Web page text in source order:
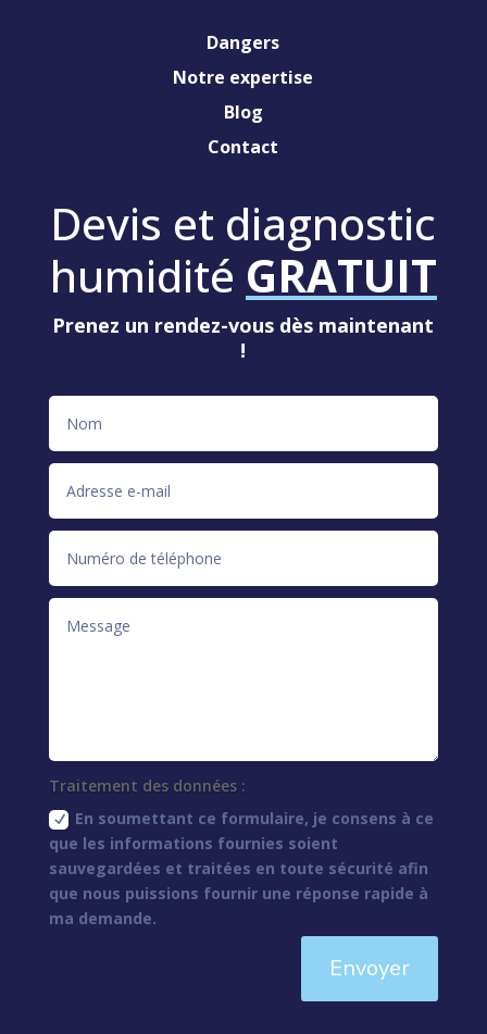
Dangers
Notre expertise
Blog
Contact
Devis et diagnostic
humidité GRATUIT
Prenez un rendez-vous dès maintenant
!
Traitement des données :
En soumettant ce formulaire, je consens à ce
que les informations fournies soient
sauvegardées et traitées en toute sécurité afin
que nous puissions fournir une réponse rapide à
ma demande.
Envoyer